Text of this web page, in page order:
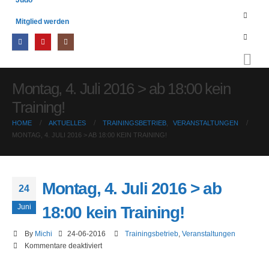
Mitglied werden
Montag, 4. Juli 2016 > ab 18:00 kein
Training!
HOME AKTUELLES TRAININGSBETRIEB
VERANSTALTUNGEN
MONTAG, 4. JULI 2016 > AB 18:00 KEIN TRAINING!
24
Juni
Montag, 4. Juli 2016 > ab
18:00 kein Training!
By Michi 24-06-2016 Trainingsbetrieb ,Veranstaltungen
Kommentare deaktiviertfür